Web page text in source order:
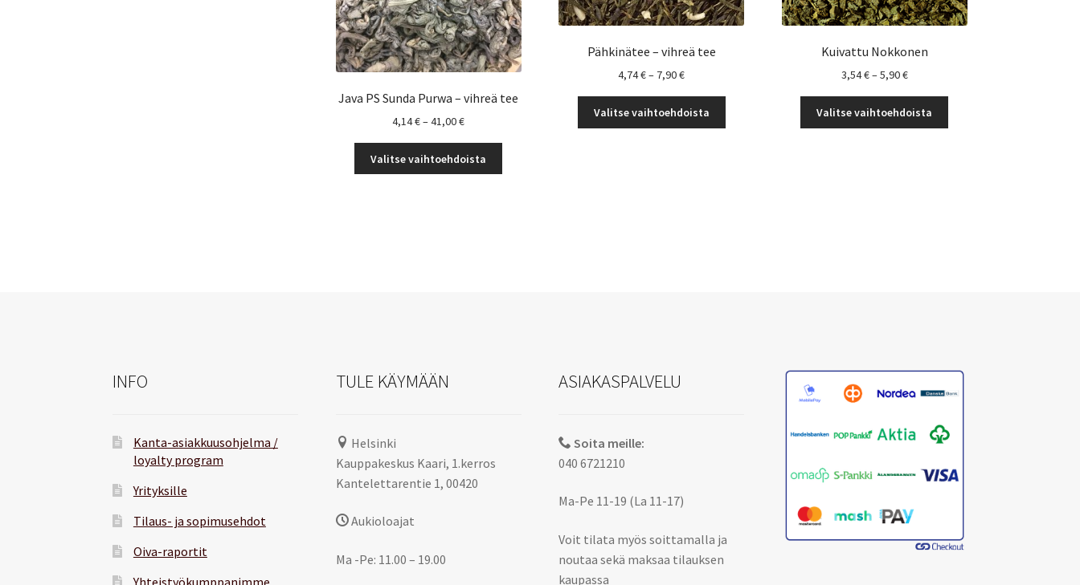
Java PS Sunda Purwa – vihreä tee
4,14€–41,00€Hintaluokka:
-
41,00 €
Valitse vaihtoehdoista
Pähkinätee – vihreä tee
4,74€– 7,90€Hintaluokka:
-
7,90 €
Valitse vaihtoehdoista
Kuivattu Nokkonen
3,54€–5,90€Hintaluokka:
-
5,90 €
Valitse vaihtoehdoista
INFO
Kanta-asiakkuusohjelma /
loyalty program
Yrityksille
Tilaus- ja sopimusehdot
Oiva-raportit
Yhteistyökumppanimme
TULE KÄYMÄÄN
Helsinki
Kauppakeskus Kaari, 1.kerros
Kantelettarentie 1, 00420
Aukioloajat
Ma -Pe: 11.00 – 19.00
ASIAKASPALVELU
Soita meille:
040 6721210
Ma-Pe 11-19 (La 11-17)
Voit tilata myös soittamalla ja
noutaa sekä maksaa tilauksen
kaupassa